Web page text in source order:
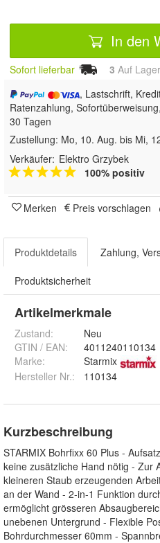
In den
Sofort lieferbar 3 Auf
, Lastschrift,
Ratenzahlung,
30 Tagen
Zustellung: Mo, 10. Aug. bis Mi,
Verkäufer: Elektro Grzybek
100% positiv
Merken Preis vorschlagen
Produktdetails Zahlung,
Produktsicherheit
Artikelmerkmale
Zustand:
Neu
GTIN / EAN:
4011240110134
Marke:
Starmix
Hersteller Nr.:
110134
Kurzbeschreibung
STARMIX Bohrfixx 60 Plus -
keine zusätzliche Hand nötig - Zur
kleineren Staub erzeugenden
an der Wand - 2-in-1 Funktion
ermöglicht grösseren
unebenen Untergrund - Flexible
Bohrdurchmesser 60mm -